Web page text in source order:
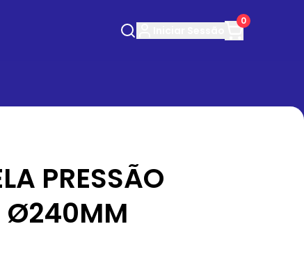
0
PRESSÃO
Ø240MM